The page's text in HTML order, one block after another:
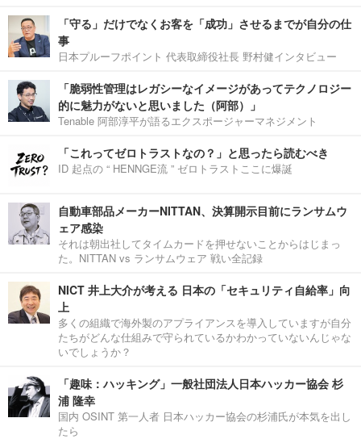
「守る」だけでなくお客を「成功」させるまでが自分の仕
事
日本プルーフポイント 代表取締役社長 野村健インタビュー
「脆弱性管理はレガシーなイメージがあってテクノロジー
的に魅力がないと思いました（阿部）」
Tenable 阿部淳平が語るエクスポージャーマネジメント
「これってゼロトラストなの？」と思ったら読むべき
ID 起点の “ HENNGE流 ” ゼロトラストここに爆誕
自動車部品メーカーNITTAN、決算開示目前にランサムウ
ェア感染
それは朝出社してタイムカードを押せないことからはじまっ
た。NITTAN vs ランサムウェア 戦い全記録
NICT 井上大介が考える 日本の「セキュリティ自給率」向
上
多くの組織で海外製のアプライアンスを導入していますが自分
たちがどんな仕組みで守られているかわかっていないんじゃな
いでしょうか？
「趣味：ハッキング」一般社団法人日本ハッカー協会 杉
浦 隆幸
国内 OSINT 第一人者 日本ハッカー協会の杉浦氏が本気を出し
たら